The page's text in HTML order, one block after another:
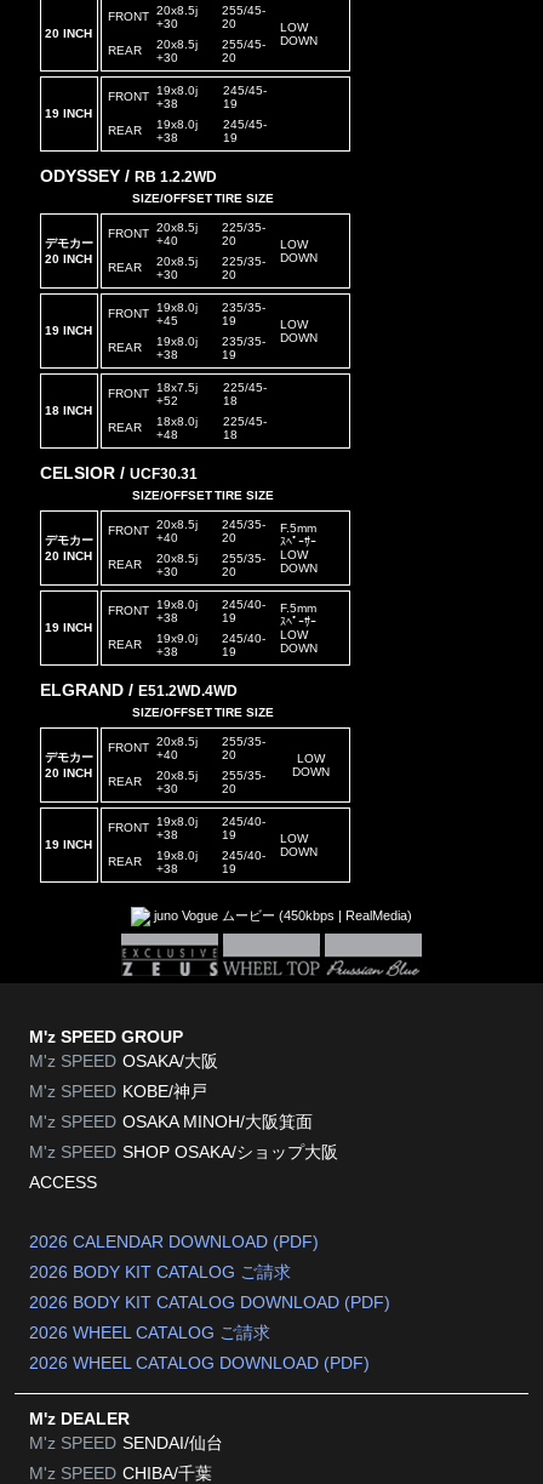
20 INCH
FRONT 20x8.5j
+30
255/45-
20
LOW
DOWN
REAR
20x8.5j
+30
255/45-
20
19 INCH
FRONT
19x8.0j
+38
245/45-
19
REAR
19x8.0j
+38
245/45-
19
ODYSSEY / RB 1.2.2WD
SIZE/OFFSET TIRE SIZE
デモカー
20 INCH
FRONT 20x8.5j
+40
225/35-
20
LOW
DOWN
REAR
20x8.5j
+30
225/35-
20
19 INCH
FRONT
19x8.0j
+45
235/35-
19
LOW
DOWN
REAR
19x8.0j
+38
235/35-
19
18 INCH
FRONT
18x7.5j
+52
225/45-
18
REAR
18x8.0j
+48
225/45-
18
CELSIOR / UCF30.31
SIZE/OFFSET TIRE SIZE
デモカー
20 INCH
FRONT 20x8.5j
+40
245/35-
20
F.5mm
ｽﾍﾟｰｻｰ
LOW
DOWN
REAR
20x8.5j
+30
255/35-
20
19 INCH
FRONT
19x8.0j
+38
245/40-
19
F.5mm
ｽﾍﾟｰｻｰ
LOW
DOWN
REAR
19x9.0j
+38
245/40-
19
ELGRAND / E51.2WD.4WD
SIZE/OFFSET TIRE SIZE
デモカー
20 INCH
FRONT 20x8.5j
+40
255/35-
20
LOW
DOWN
REAR
20x8.5j
+30
255/35-
20
19 INCH
FRONT
19x8.0j
+38
245/40-
19
LOW
DOWN
REAR
19x8.0j
+38
245/40-
19
juno Vogue ムービー (450kbps | RealMedia)
M'z SPEED GROUP
M'z SPEED OSAKA/大阪
M'z SPEED KOBE/神戸
M'z SPEED OSAKA MINOH/大阪箕面
M'z SPEED SHOP OSAKA/ショップ大阪
ACCESS
2026 CALENDAR DOWNLOAD (PDF)
2026 BODY KIT CATALOG ご請求
2026 BODY KIT CATALOG DOWNLOAD (PDF)
2026 WHEEL CATALOG ご請求
2026 WHEEL CATALOG DOWNLOAD (PDF)
M'z DEALER
M'z SPEED SENDAI/仙台
M'z SPEED CHIBA/千葉